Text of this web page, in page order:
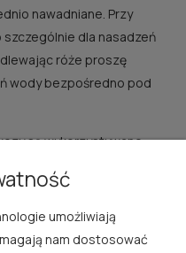
nawadniane. Przy
dla nasadzeń
róże proszę
wody bezpośredno pod
są wykorzystywane
umożliwiają
nam dostosować